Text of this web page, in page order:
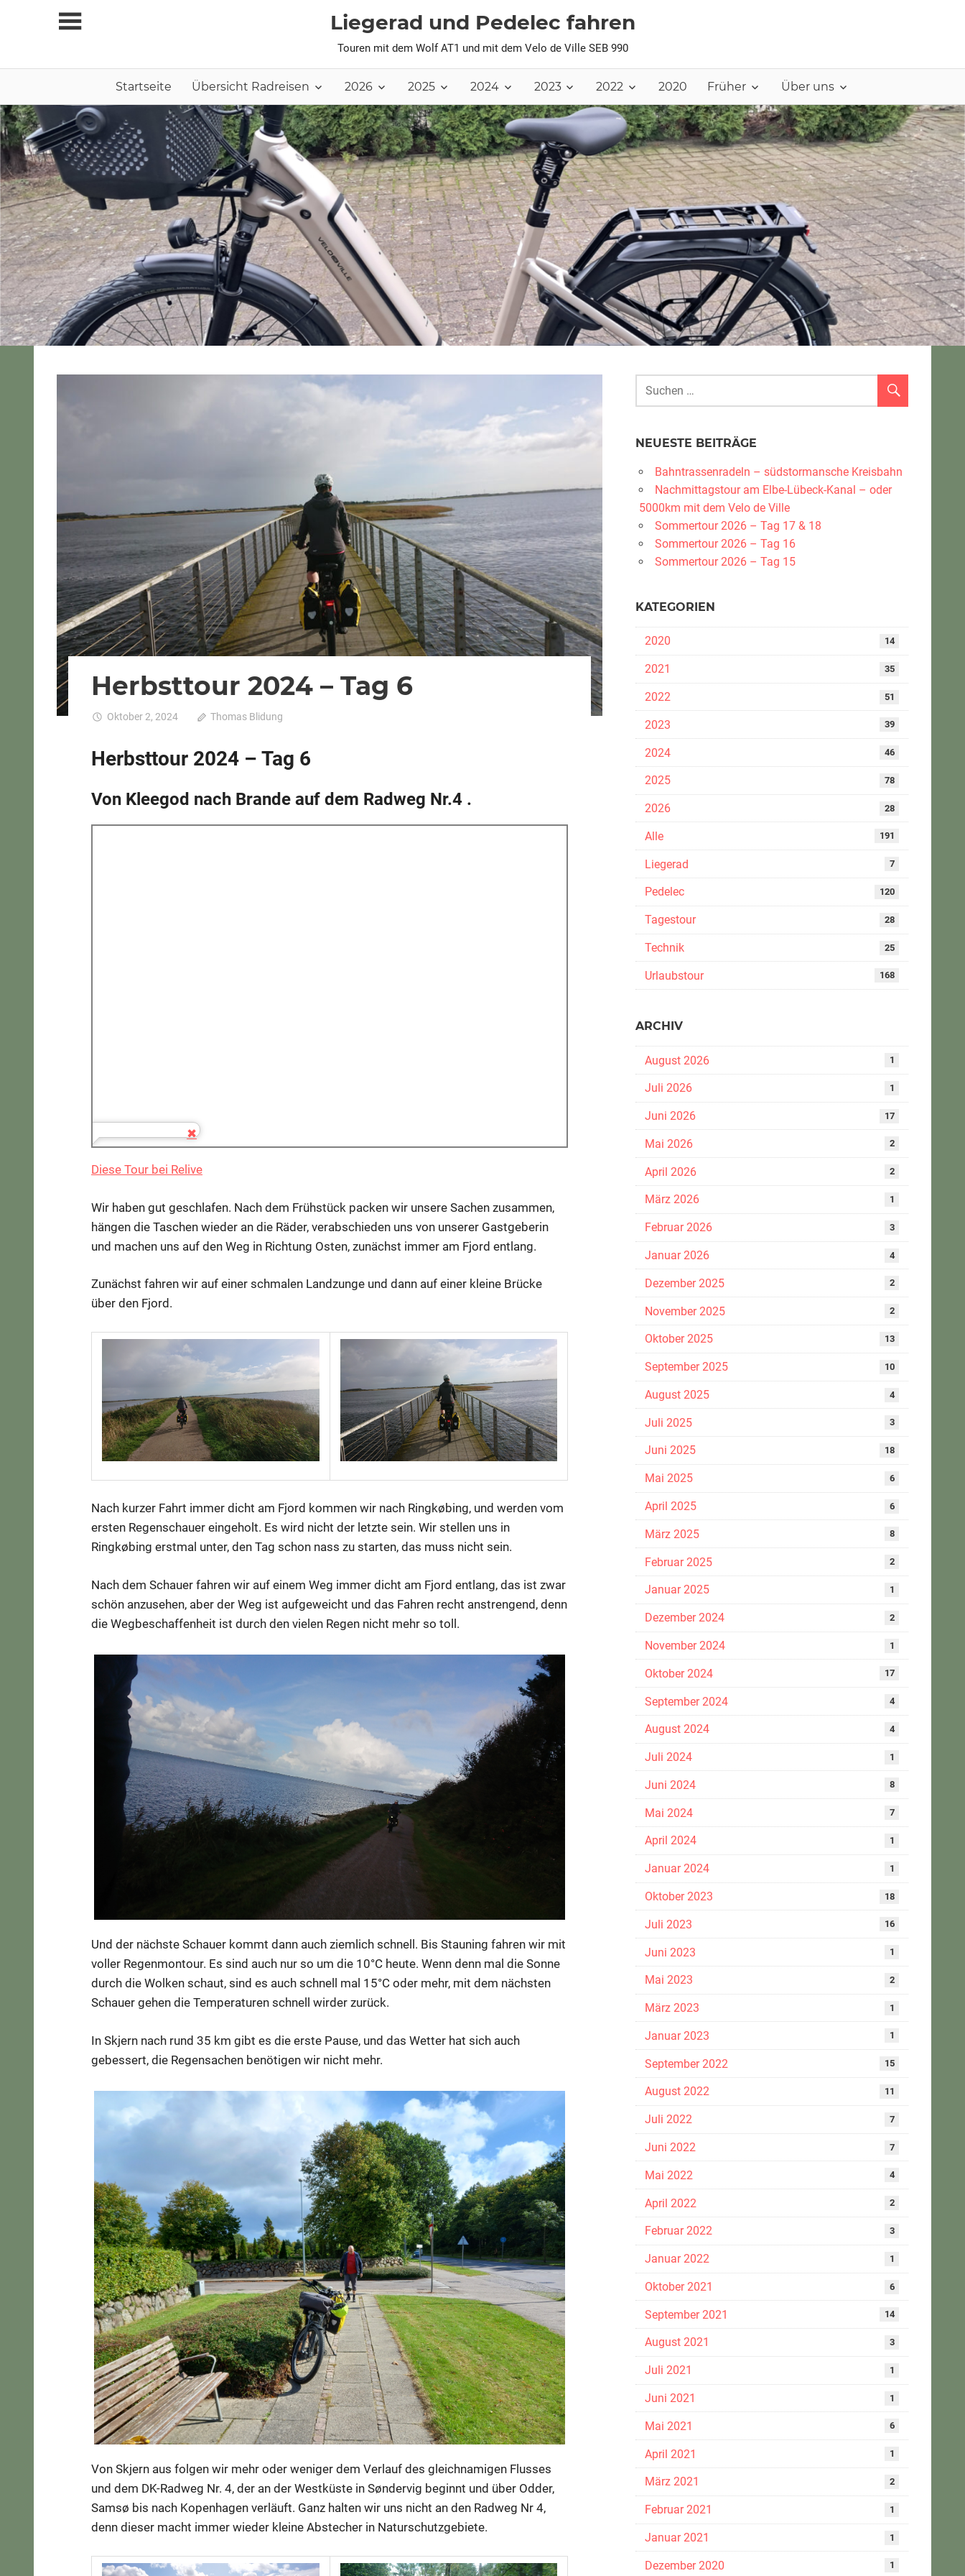
Liegerad und Pedelec fahren
Touren mit dem Wolf AT1 und mit dem Velo de Ville SEB 990
Startseite Übersicht Radreisen 2026 2025 2024 2023 2022 2020 Früher Über uns
Herbsttour 2024 – Tag 6
Oktober 2, 2024 Thomas Blidung
6
Herbsttour 2024 – Tag 6
Von Kleegod nach Brande auf dem Radweg Nr.4 .
Diese Tour bei Relive
Wir haben gut geschlafen. Nach dem Frühstück packen wir unsere Sachen zusammen,
hängen die Taschen wieder an die Räder, verabschieden uns von unserer Gastgeberin
und machen uns auf den Weg in Richtung Osten, zunächst immer am Fjord entlang.
Zunächst fahren wir auf einer schmalen Landzunge und dann auf einer kleine Brücke
über den Fjord.
Nach kurzer Fahrt immer dicht am Fjord kommen wir nach Ringkøbing, und werden vom
ersten Regenschauer eingeholt. Es wird nicht der letzte sein. Wir stellen uns in
Ringkøbing erstmal unter, den Tag schon nass zu starten, das muss nicht sein.
Nach dem Schauer fahren wir auf einem Weg immer dicht am Fjord entlang, das ist zwar
schön anzusehen, aber der Weg ist aufgeweicht und das Fahren recht anstrengend, denn
die Wegbeschaffenheit ist durch den vielen Regen nicht mehr so toll.
Und der nächste Schauer kommt dann auch ziemlich schnell. Bis Stauning fahren wir mit
voller Regenmontour. Es sind auch nur so um die 10°C heute. Wenn denn mal die Sonne
durch die Wolken schaut, sind es auch schnell mal 15°C oder mehr, mit dem nächsten
Schauer gehen die Temperaturen schnell wirder zurück.
In Skjern nach rund 35 km gibt es die erste Pause, und das Wetter hat sich auch
gebessert, die Regensachen benötigen wir nicht mehr.
Von Skjern aus folgen wir mehr oder weniger dem Verlauf des gleichnamigen Flusses
und dem DK-Radweg Nr. 4, der an der Westküste in Søndervig beginnt und über Odder,
Samsø bis nach Kopenhagen verläuft. Ganz halten wir uns nicht an den Radweg Nr 4,
denn dieser macht immer wieder kleine Abstecher in Naturschutzgebiete.
NEUESTE BEITRÄGE
Bahntrassenradeln – südstormansche Kreisbahn
Nachmittagstour am Elbe-Lübeck-Kanal – oder
5000km mit dem Velo de Ville
Sommertour 2026 – Tag 17 & 18
Sommertour 2026 – Tag 16
Sommertour 2026 – Tag 15
KATEGORIEN
2020 14
2021 35
2022 51
2023 39
2024 46
2025 78
2026 28
Alle 191
Liegerad 7
Pedelec 120
Tagestour 28
Technik 25
Urlaubstour 168
ARCHIV
August 2026 1
Juli 2026 1
Juni 2026 17
Mai 2026 2
April 2026 2
März 2026 1
Februar 2026 3
Januar 2026 4
Dezember 2025 2
November 2025 2
Oktober 2025 13
September 2025 10
August 2025 4
Juli 2025 3
Juni 2025 18
Mai 2025 6
April 2025 6
März 2025 8
Februar 2025 2
Januar 2025 1
Dezember 2024 2
November 2024 1
Oktober 2024 17
September 2024 4
August 2024 4
Juli 2024 1
Juni 2024 8
Mai 2024 7
April 2024 1
Januar 2024 1
Oktober 2023 18
Juli 2023 16
Juni 2023 1
Mai 2023 2
März 2023 1
Januar 2023 1
September 2022 15
August 2022 11
Juli 2022 7
Juni 2022 7
Mai 2022 4
April 2022 2
Februar 2022 3
Januar 2022 1
Oktober 2021 6
September 2021 14
August 2021 3
Juli 2021 1
Juni 2021 1
Mai 2021 6
April 2021 1
März 2021 2
Februar 2021 1
Januar 2021 1
Dezember 2020 1